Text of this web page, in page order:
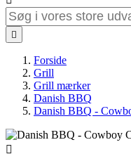

Forside
Grill
Grill mærker
Danish BBQ
Danish BBQ -
